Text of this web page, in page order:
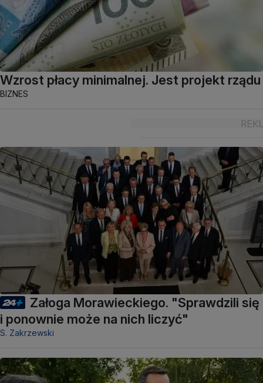
Wzrost płacy minimalnej. Jest projekt rządu
BIZNES
Załoga Morawieckiego. "Sprawdzili się
i ponownie może na nich liczyć"
S. Zakrzewski